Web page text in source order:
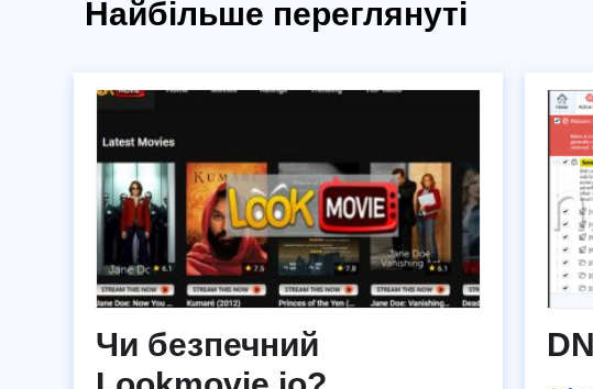
Найбільше переглянуті
Чи безпечний